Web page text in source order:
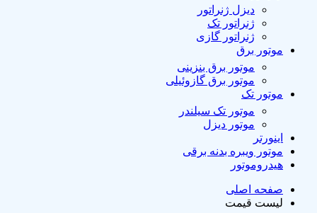
دیزل ژنراتور
ژنراتور تک
ژنراتور گازی
موتور برق
موتور برق بنزینی
موتور برق گازوئیلی
موتور تک
موتور تک سیلندر
موتور دیزل
اینورتر
موتور ویبره بدنه برقی
هیدروموتور
صفحه اصلی
لیست قیمت